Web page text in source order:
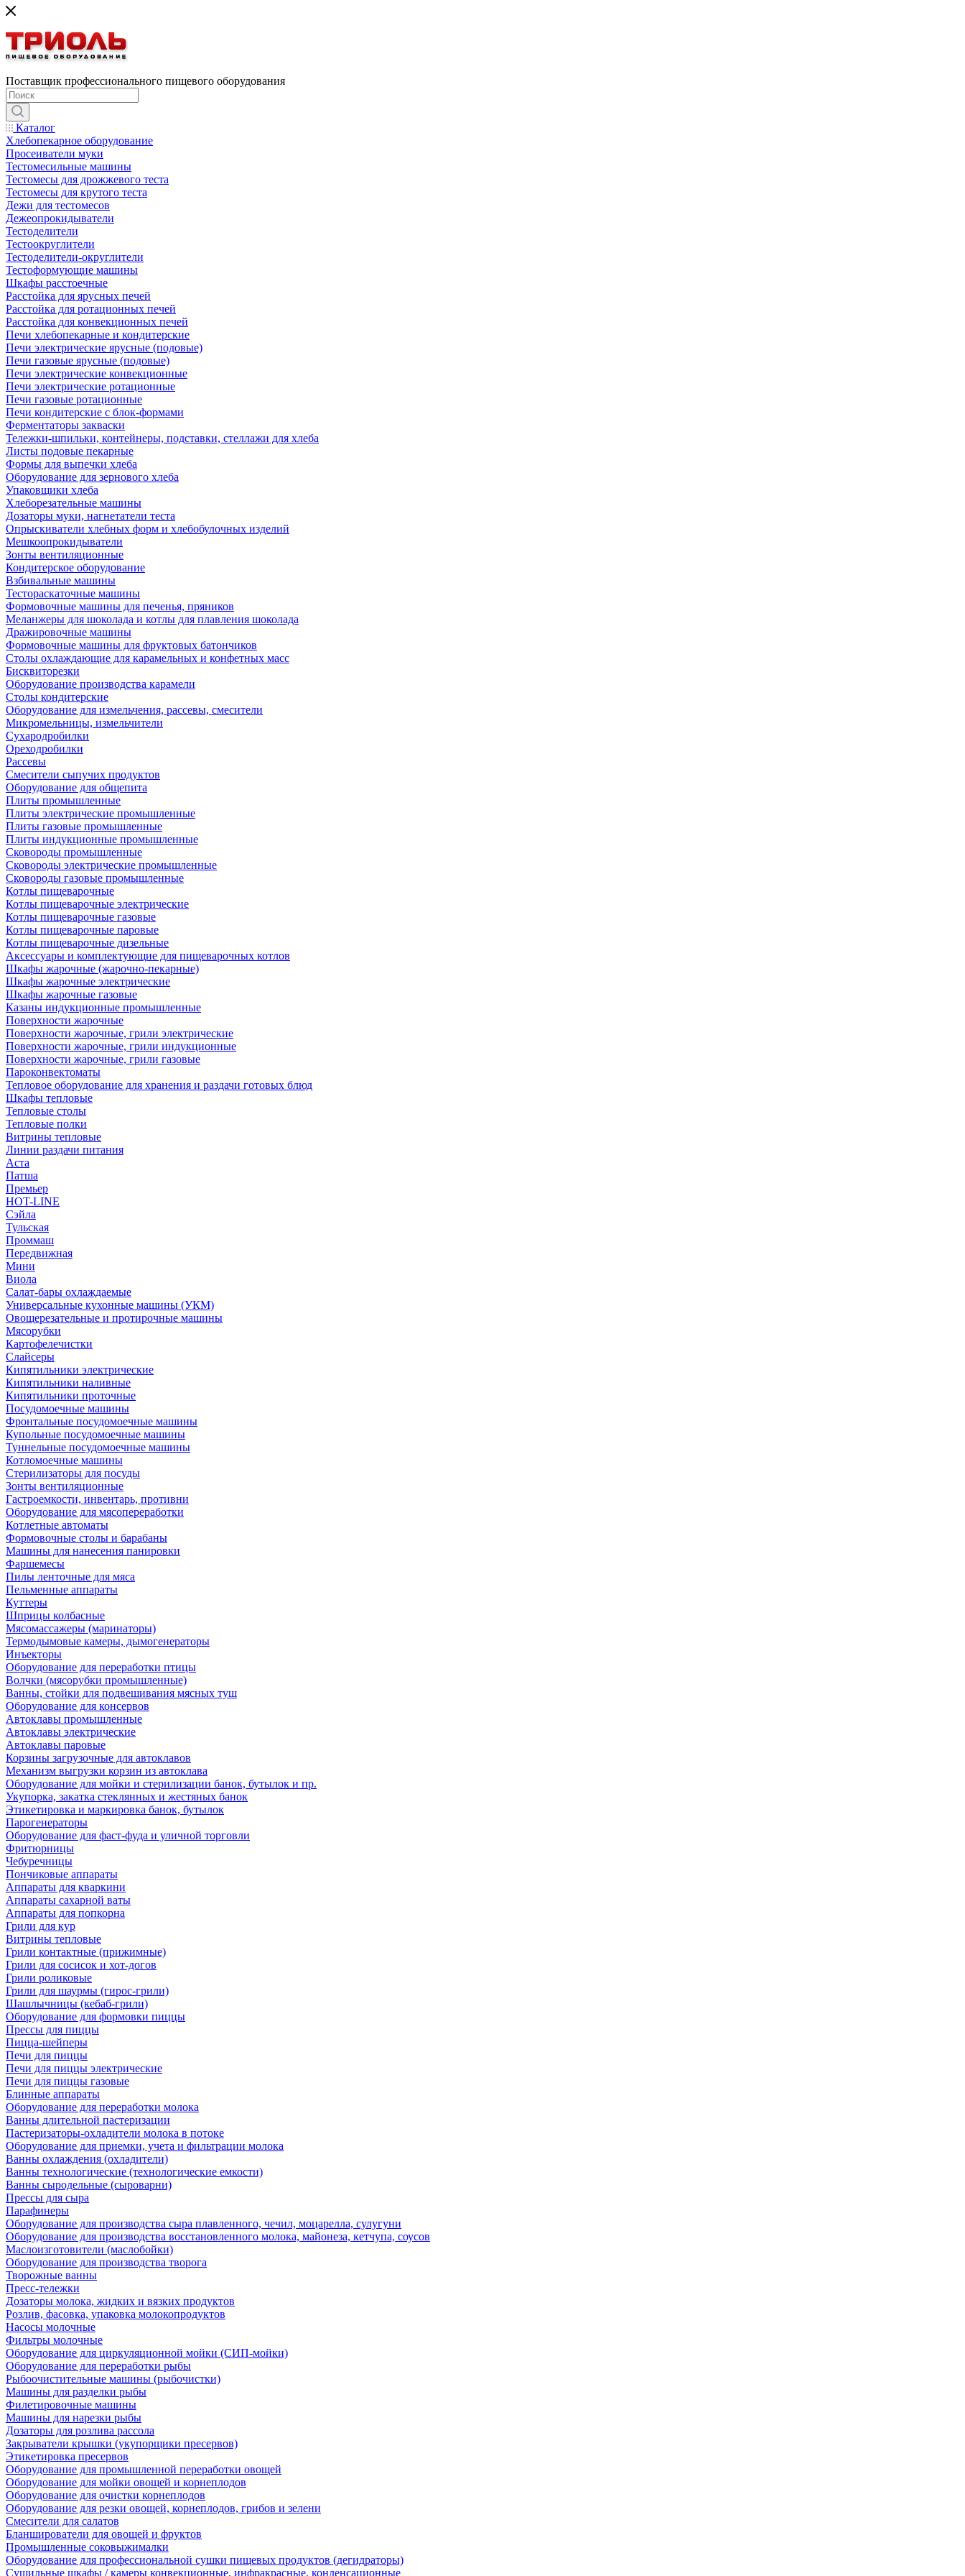
Поставщик профессионального пищевого оборудования
Каталог
Хлебопекарное оборудование
Просеиватели муки
Тестомесильные машины
Тестомесы для дрожжевого теста
Тестомесы для крутого теста
Дежи для тестомесов
Дежеопрокидыватели
Тестоделители
Тестоокруглители
Тестоделители-округлители
Тестоформующие машины
Шкафы расстоечные
Расстойка для ярусных печей
Расстойка для ротационных печей
Расстойка для конвекционных печей
Печи хлебопекарные и кондитерские
Печи электрические ярусные (подовые)
Печи газовые ярусные (подовые)
Печи электрические конвекционные
Печи электрические ротационные
Печи газовые ротационные
Печи кондитерские с блок-формами
Ферментаторы закваски
Тележки-шпильки, контейнеры, подставки, стеллажи для хлеба
Листы подовые пекарные
Формы для выпечки хлеба
Оборудование для зернового хлеба
Упаковщики хлеба
Хлеборезательные машины
Дозаторы муки, нагнетатели теста
Опрыскиватели хлебных форм и хлебобулочных изделий
Мешкоопрокидыватели
Зонты вентиляционные
Кондитерское оборудование
Взбивальные машины
Тестораскаточные машины
Формовочные машины для печенья, пряников
Меланжеры для шоколада и котлы для плавления шоколада
Дражировочные машины
Формовочные машины для фруктовых батончиков
Столы охлаждающие для карамельных и конфетных масс
Бисквиторезки
Оборудование производства карамели
Столы кондитерские
Оборудование для измельчения, рассевы, смесители
Микромельницы, измельчители
Сухародробилки
Ореходробилки
Рассевы
Смесители сыпучих продуктов
Оборудование для общепита
Плиты промышленные
Плиты электрические промышленные
Плиты газовые промышленные
Плиты индукционные промышленные
Сковороды промышленные
Сковороды электрические промышленные
Сковороды газовые промышленные
Котлы пищеварочные
Котлы пищеварочные электрические
Котлы пищеварочные газовые
Котлы пищеварочные паровые
Котлы пищеварочные дизельные
Аксессуары и комплектующие для пищеварочных котлов
Шкафы жарочные (жарочно-пекарные)
Шкафы жарочные электрические
Шкафы жарочные газовые
Казаны индукционные промышленные
Поверхности жарочные
Поверхности жарочные, грили электрические
Поверхности жарочные, грили индукционные
Поверхности жарочные, грили газовые
Пароконвектоматы
Тепловое оборудование для хранения и раздачи готовых блюд
Шкафы тепловые
Тепловые столы
Тепловые полки
Витрины тепловые
Линии раздачи питания
Аста
Патша
Премьер
HOT-LINE
Сэйла
Тульская
Проммаш
Передвижная
Мини
Виола
Салат-бары охлаждаемые
Универсальные кухонные машины (УКМ)
Овощерезательные и протирочные машины
Мясорубки
Картофелечистки
Слайсеры
Кипятильники электрические
Кипятильники наливные
Кипятильники проточные
Посудомоечные машины
Фронтальные посудомоечные машины
Купольные посудомоечные машины
Туннельные посудомоечные машины
Котломоечные машины
Стерилизаторы для посуды
Зонты вентиляционные
Гастроемкости, инвентарь, противни
Оборудование для мясопереработки
Котлетные автоматы
Формовочные столы и барабаны
Машины для нанесения панировки
Фаршемесы
Пилы ленточные для мяса
Пельменные аппараты
Куттеры
Шприцы колбасные
Мясомассажеры (маринаторы)
Термодымовые камеры, дымогенераторы
Инъекторы
Оборудование для переработки птицы
Волчки (мясорубки промышленные)
Ванны, стойки для подвешивания мясных туш
Оборудование для консервов
Автоклавы промышленные
Автоклавы электрические
Автоклавы паровые
Корзины загрузочные для автоклавов
Механизм выгрузки корзин из автоклава
Оборудование для мойки и стерилизации банок, бутылок и пр.
Укупорка, закатка стеклянных и жестяных банок
Этикетировка и маркировка банок, бутылок
Парогенераторы
Оборудование для фаст-фуда и уличной торговли
Фритюрницы
Чебуречницы
Пончиковые аппараты
Аппараты для кваркини
Аппараты сахарной ваты
Аппараты для попкорна
Грили для кур
Витрины тепловые
Грили контактные (прижимные)
Грили для сосисок и хот-догов
Грили роликовые
Грили для шаурмы (гирос-грили)
Шашлычницы (кебаб-грили)
Оборудование для формовки пиццы
Прессы для пиццы
Пицца-шейперы
Печи для пиццы
Печи для пиццы электрические
Печи для пиццы газовые
Блинные аппараты
Оборудование для переработки молока
Ванны длительной пастеризации
Пастеризаторы-охладители молока в потоке
Оборудование для приемки, учета и фильтрации молока
Ванны охлаждения (охладители)
Ванны технологические (технологические емкости)
Ванны сыродельные (сыроварни)
Прессы для сыра
Парафинеры
Оборудование для производства сыра плавленного, чечил, моцарелла, сулугуни
Оборудование для производства восстановленного молока, майонеза, кетчупа, соусов
Маслоизготовители (маслобойки)
Оборудование для производства творога
Творожные ванны
Пресс-тележки
Дозаторы молока, жидких и вязких продуктов
Розлив, фасовка, упаковка молокопродуктов
Насосы молочные
Фильтры молочные
Оборудование для циркуляционной мойки (СИП-мойки)
Оборудование для переработки рыбы
Рыбоочистительные машины (рыбочистки)
Машины для разделки рыбы
Филетировочные машины
Машины для нарезки рыбы
Дозаторы для розлива рассола
Закрыватели крышки (укупорщики пресервов)
Этикетировка пресервов
Оборудование для промышленной переработки овощей
Оборудование для мойки овощей и корнеплодов
Оборудование для очистки корнеплодов
Оборудование для резки овощей, корнеплодов, грибов и зелени
Смесители для салатов
Бланширователи для овощей и фруктов
Промышленные соковыжималки
Оборудование для профессиональной сушки пищевых продуктов (дегидраторы)
Сушильные шкафы / камеры конвекционные, инфракрасные, конденсационные